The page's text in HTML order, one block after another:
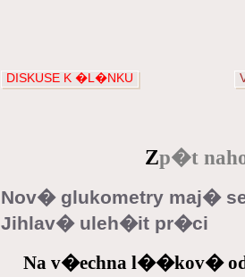
DISKUSE K �L�NKU
Zp�t
Nov� glukometry maj�
Jihlav� uleh�it pr�ci
Na v�echna l��kov�